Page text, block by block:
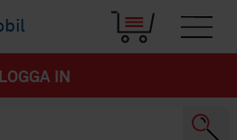
LOGGA IN